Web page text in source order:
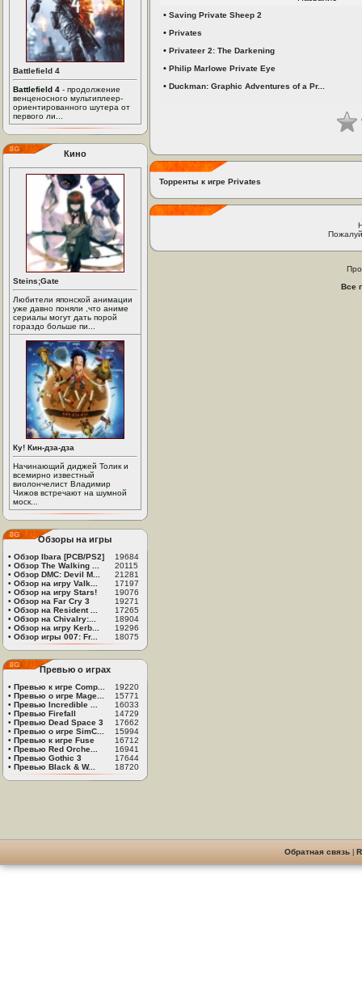
Battlefield 4
Battlefield 4 - продолжение
венценосного мультиплеер-
ориентированного шутера от
первого ли...
Кино
Steins;Gate
Любители японской анимации
уже давно поняли ,что аниме
сериалы могут дать порой
гораздо больше пи...
Ку! Кин-дза-дза
Начинающий диджей Толик и
всемирно известный
виолончелист Владимир
Чижов встречают на шумной
моск...
Обзоры на игры
• Обзор Ibara [PCB/PS2]
19684
• Обзор The Walking ...
20115
• Обзор DMC: Devil M...
21281
• Обзор на игру Valk...
17197
• Обзор на игру Stars!
19076
• Обзор на Far Cry 3
19271
• Обзор на Resident ...
17265
• Обзор на Chivalry:...
18904
• Обзор на игру Kerb...
19296
• Обзор игры 007: Fr... 18075
Превью о играх
• Превью к игре Comp...
19220
• Превью о игре Mage...
15771
• Превью Incredible ...
16033
• Превью Firefall
14729
• Превью Dead Space 3
17662
• Превью о игре SimC...
15994
• Превью к игре Fuse
16712
• Превью Red Orche...
16941
• Превью Gothic 3
17644
• Превью Black & W... 18720
• Saving Private Sheep 2
• Privates
• Privateer 2: The Darkening
• Philip Marlowe Private Eye
• Duckman: Graphic Adventures of a Pr...
Торренты к игре Privates
Все
Обратная связь